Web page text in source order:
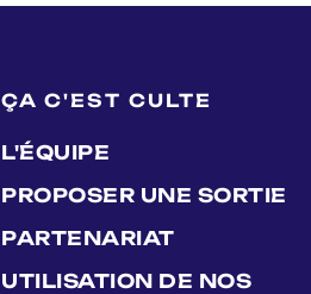
ÇA C'EST CULTE
L'ÉQUIPE
PROPOSER UNE SORTIE
PARTENARIAT
UTILISATION DE NOS